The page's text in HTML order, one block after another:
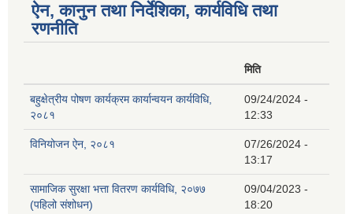
ऐन, कानुन तथा निर्देशिका, कार्यविधि तथा
रणनीति
मिति
बहुक्षेत्रीय पोषण कार्यक्रम कार्यान्वयन कार्यविधि,
२०८१
09/24/2024 -
12:33
विनियोजन ऐन, २०८१
07/26/2024 -
13:17
सामाजिक सुरक्षा भत्ता वितरण कार्यविधि, २०७७
(पहिलो संशोधन)
09/04/2023 -
18:20